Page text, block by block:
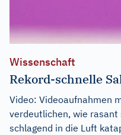
Wissenschaft
Rekord-schnelle
Video: Videoaufnahmen
verdeutlichen, wie
schlagend in die Luft